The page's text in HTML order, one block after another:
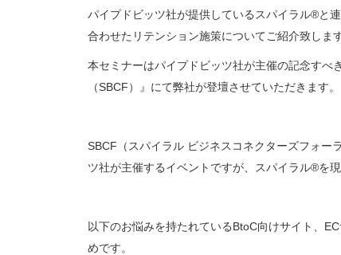
パイプドビッツ社が提供しているスパイラル®と
合わせたリテンション施策についてご紹介致します
本セミナーはパイプドビッツ社が主催の記念すべ
（SBCF）』にて弊社が登壇させていただきます。
SBCF（スパイラル ビジネスコネクターズフォー
ツ社が主催するイベントですが、スパイラル®を
以下のお悩みを持たれているBtoC向けサイト、
めです。